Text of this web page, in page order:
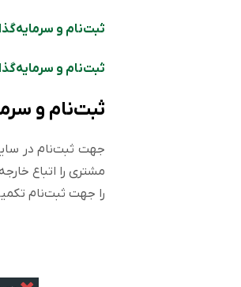
ثبت‌نام و
ثبت‌نام و
ثبت‌نام و
جهت ثبت‌نام در
مشتری را اتباع
را جهت ثبت‌نام